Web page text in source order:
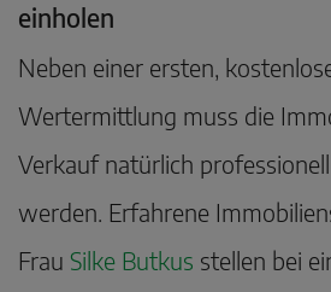
einholen
Neben einer ersten,
Wertermittlung muss die
Verkauf natürlich
werden. Erfahrene
Frau Silke Butkus stellen bei